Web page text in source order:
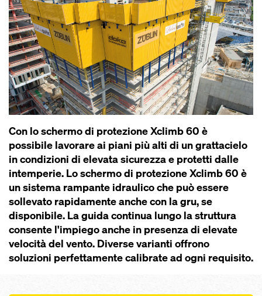
Con lo schermo di protezione Xclimb 60 è
possibile lavorare ai piani più alti di un grattacielo
in condizioni di elevata sicurezza e protetti dalle
intemperie. Lo schermo di protezione Xclimb 60 è
un sistema rampante idraulico che può essere
sollevato rapidamente anche con la gru, se
disponibile. La guida continua lungo la struttura
consente l'impiego anche in presenza di elevate
velocità del vento. Diverse varianti offrono
soluzioni perfettamente calibrate ad ogni requisito.